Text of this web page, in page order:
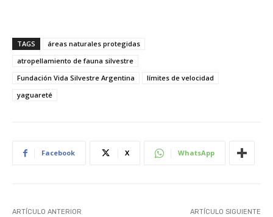
TAGS
áreas naturales protegidas
atropellamiento de fauna silvestre
Fundación Vida Silvestre Argentina
límites de velocidad
yaguareté
Facebook X WhatsApp
ARTÍCULO ANTERIOR ARTÍCULO SIGUIENTE